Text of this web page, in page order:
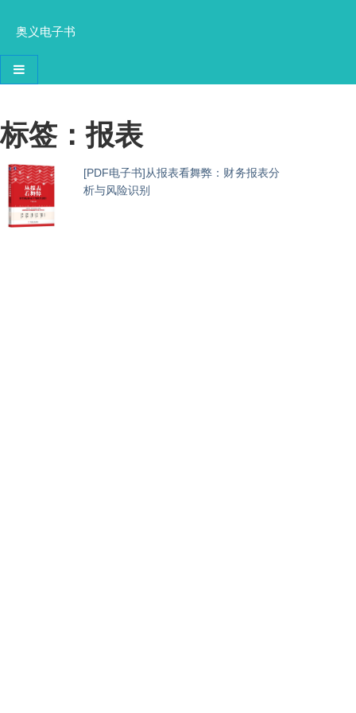
奥义电子书
导航切换
标签：报表
[PDF电子书]从报表看舞弊：财务报表分
析与风险识别